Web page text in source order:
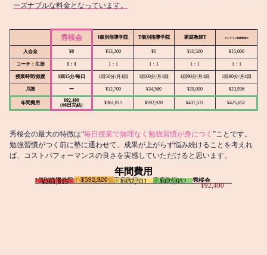
ーズナブルな料金となっています。
秀桜会 I個別指導学院 T個別指導学院 家庭教師T オンライン家庭教師M
入会金 ¥0 ¥13,200 ¥0 ¥10,500 ¥15,000
コーチ：生徒 1：1 1：1 1：1 1：1 1：1
授業時間/頻度 1回15分/毎日 1回50分/月4回 1回60分/月4回 1回90分/月4回 1回80分/月4回
月謝 ー ¥12,700 ¥34,560 ¥28,000 ¥23,936
年間費用
¥92,400
(66日完結)
¥361,815 ¥592,920 ¥437,531 ¥425,652
秀桜会の最大の特徴は“毎日授業で無理なく勉強習慣が身につく ”ことです。
勉強習慣がつく前に塾に通わせて、成果が上がらず悩み続けることを考えれ
ば、コストパフォーマンスの良さを実感していただけると思います。
年間費用
I個別指導学院
¥361,815 T個別指導学院
¥592,920 家庭教師T
¥437,531 家庭教師M
¥425,652 秀桜会
¥92,400